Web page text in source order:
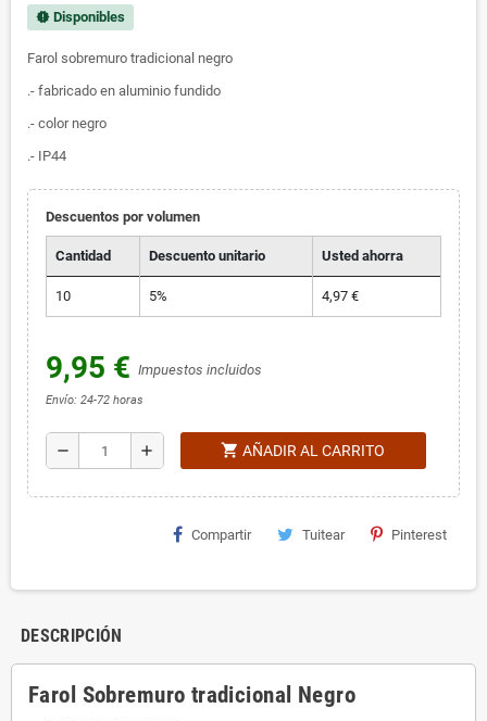
new_releases Disponibles
Farol sobremuro tradicional negro
.- fabricado en aluminio fundido
.- color negro
.- IP44
Descuentos por volumen
Cantidad Descuento unitario Usted ahorra
10 5% 4,97 €
9,95 € Impuestos incluidos
Envío: 24-72 horas
remove add shopping_cart AÑADIR AL CARRITO
Compartir Tuitear Pinterest
DESCRIPCIÓN
Farol Sobremuro tradicional Negro